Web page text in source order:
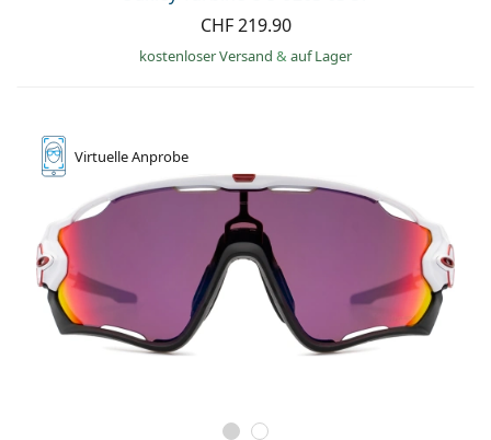
CHF 219.90
kostenloser Versand & auf Lager
VirtuelleAnprobe